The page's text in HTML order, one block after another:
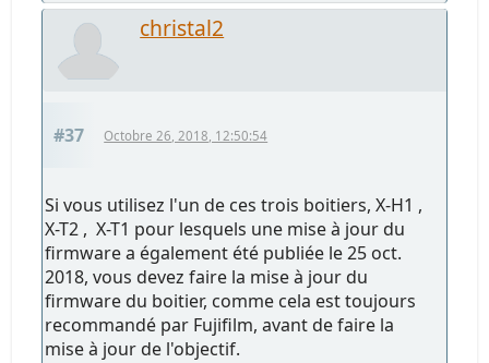
christal2
#37 Octobre 26, 2018, 12:50:54
Si vous utilisez l'un de ces trois boitiers, X-H1 ,
X-T2 , X-T1 pour lesquels une mise à jour du
firmware a également été publiée le 25 oct.
2018, vous devez faire la mise à jour du
firmware du boitier, comme cela est toujours
recommandé par Fujifilm, avant de faire la
mise à jour de l'objectif.